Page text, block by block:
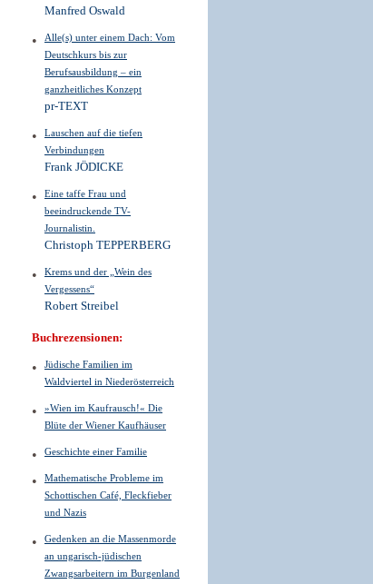
Manfred Oswald
Alle(s) unter einem Dach: Vom
Deutschkurs bis zur
Berufsausbildung – ein
ganzheitliches Konzept
pr-TEXT
Lauschen auf die tiefen
Verbindungen
Frank JÖDICKE
Eine taffe Frau und
beeindruckende TV-
Journalistin.
Christoph TEPPERBERG
Krems und der „Wein des
Vergessens“
Robert Streibel
Buchrezensionen:
Jüdische Familien im
Waldviertel in Niederösterreich
»Wien im Kaufrausch!« Die
Blüte der Wiener Kaufhäuser
Geschichte einer Familie
Mathematische Probleme im
Schottischen Café, Fleckfieber
und Nazis
Gedenken an die Massenmorde
an ungarisch-jüdischen
Zwangsarbeitern im Burgenland